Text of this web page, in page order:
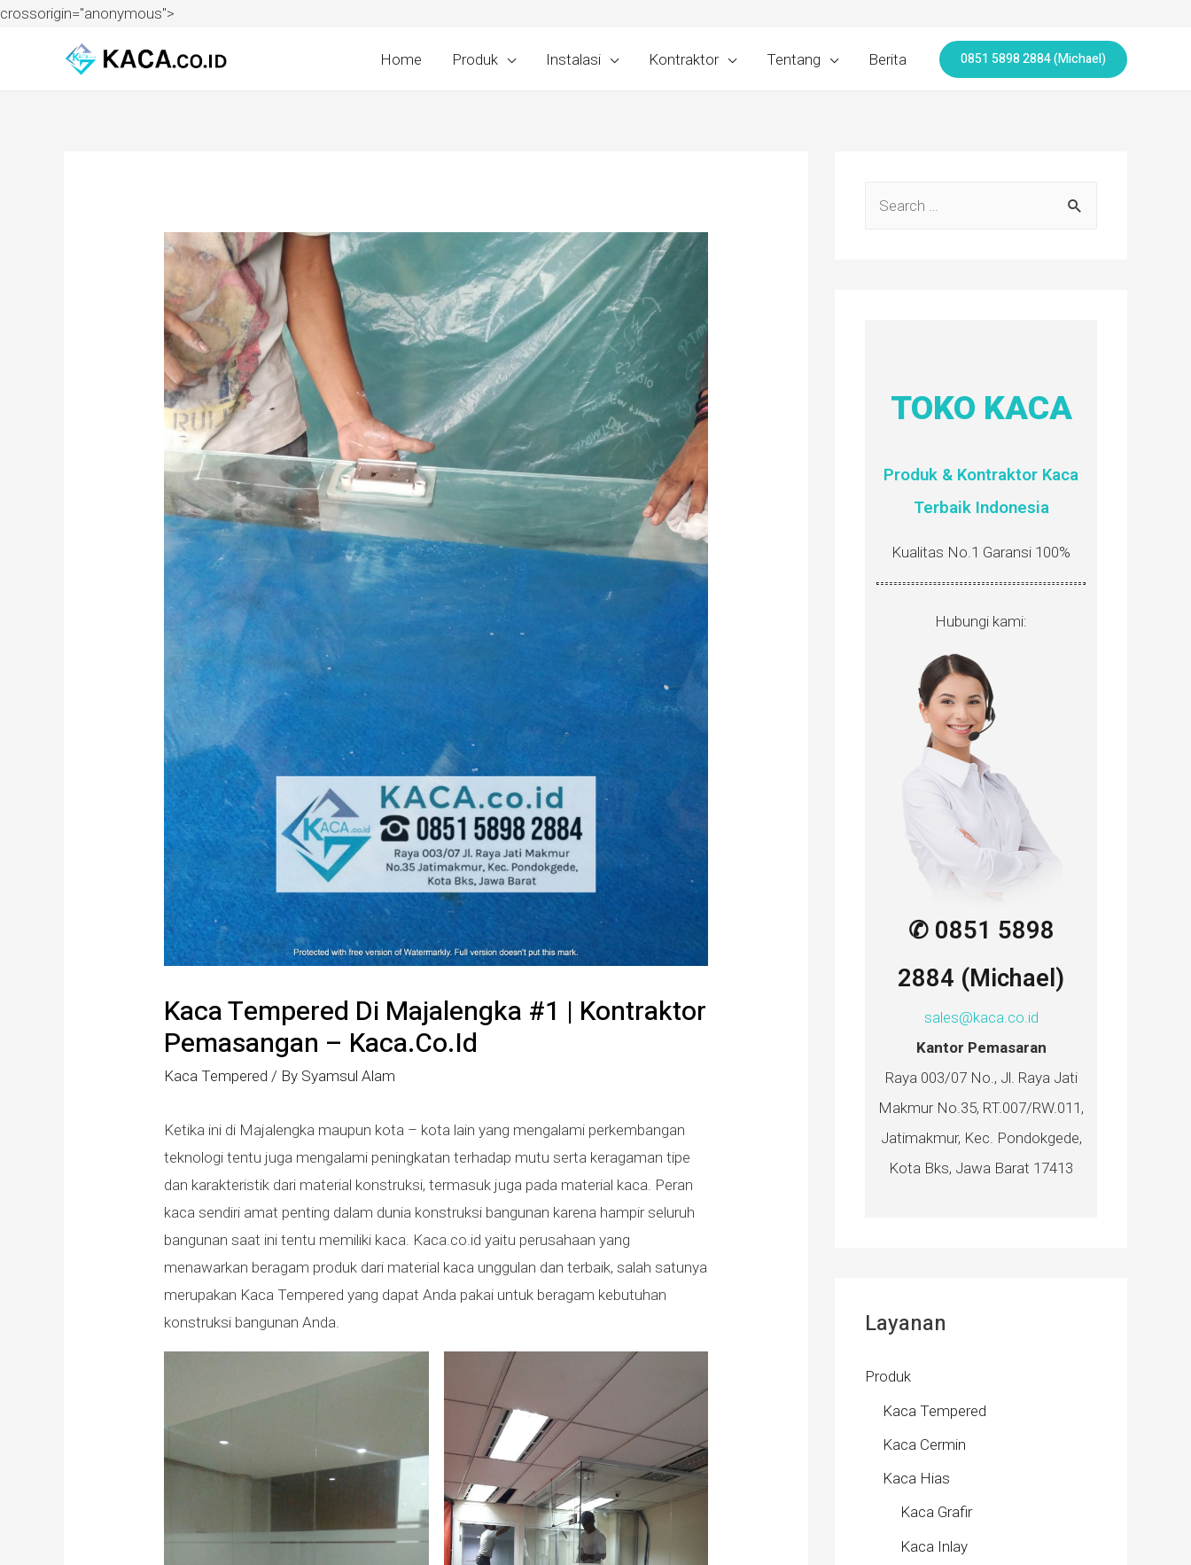
crossorigin="anonymous">
Home Produk Instalasi Kontraktor Tentang Berita 0851 5898 2884 (Michael)
Kaca Tempered Di Majalengka #1 | Kontraktor
Pemasangan – Kaca.co.id
Kaca Tempered / By Syamsul Alam
Ketika ini di Majalengka maupun kota – kota lain yang mengalami perkembangan
teknologi tentu juga mengalami peningkatan terhadap mutu serta keragaman tipe
dan karakteristik dari material konstruksi, termasuk juga pada material kaca. Peran
kaca sendiri amat penting dalam dunia konstruksi bangunan karena hampir seluruh
bangunan saat ini tentu memiliki kaca. Kaca.co.id yaitu perusahaan yang
menawarkan beragam produk dari material kaca unggulan dan terbaik, salah satunya
merupakan Kaca Tempered yang dapat Anda pakai untuk beragam kebutuhan
konstruksi bangunan Anda.
TOKO KACA
Produk & Kontraktor Kaca
Terbaik Indonesia
Kualitas No.1 Garansi 100%
Hubungi kami:
✆ 0851 5898
2884 (Michael)
sales@kaca.co.id
Kantor Pemasaran
Raya 003/07 No., Jl. Raya Jati
Makmur No.35, RT.007/RW.011,
Jatimakmur, Kec. Pondokgede,
Kota Bks, Jawa Barat 17413
Layanan
Produk
Kaca Tempered
Kaca Cermin
Kaca Hias
Kaca Grafir
Kaca Inlay